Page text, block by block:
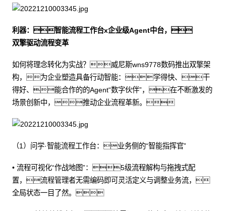
利器：智能流程工作台x企业级Agent中台，
双擎驱动流程变革
如何将理念转化为实战？威尼斯wns9778数码推出双擎架
构，为企业塑造具备行动智能：学得快、干
得好、能合作的的Agent“数字伙伴”，在不断激发的
场景创新中，推动企业流程革新。
（1）问学·智能流程工作台：业务侧的“智能指挥官”
• 流程可视化“作战地图”：5级流程解构与拖拽式配
置，流程管理者无需编码即可灵活定义与调整业务流，
全局状态一目了然。